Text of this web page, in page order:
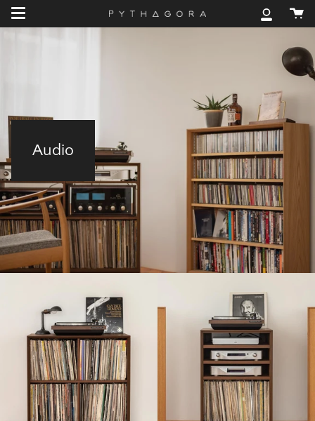
Skip
content
マ
カ
ン
ト
カ
ー
Audio